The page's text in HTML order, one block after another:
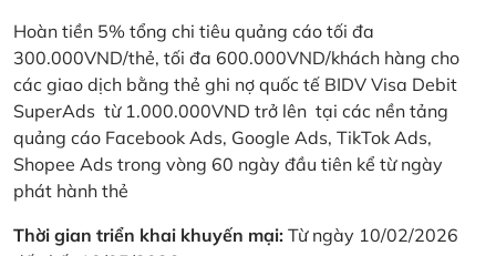
Hoàn tiền 5% tổng chi tiêu quảng cáo tối đa
300.000VND/thẻ, tối đa 600.000VND/khách hàng cho
các giao dịch bằng thẻ ghi nợ quốc tế BIDV Visa Debit
SuperAds từ 1.000.000VND trở lên tại các nền tảng
quảng cáo Facebook Ads, Google Ads, TikTok Ads,
Shopee Ads trong vòng 60 ngày đầu tiên kể từ ngày
phát hành thẻ
Thời gian triển khai khuyến mại: Từ ngày 10/02/2026